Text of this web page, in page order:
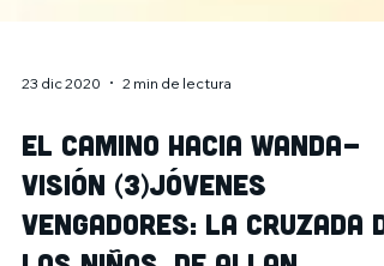
23 dic 2020 2 min de lectura
El camino hacia Wanda-